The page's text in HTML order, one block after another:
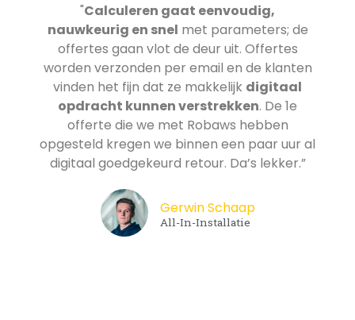
"Calculeren gaat eenvoudig,
nauwkeurig en snel met parameters; de
offertes gaan vlot de deur uit. Offertes
worden verzonden per email en de klanten
vinden het fijn dat ze makkelijk digitaal
opdracht kunnen verstrekken. De 1e
offerte die we met Robaws hebben
opgesteld kregen we binnen een paar uur al
digitaal goedgekeurd retour. Da’s lekker.”
Gerwin Schaap
All-In-Installatie